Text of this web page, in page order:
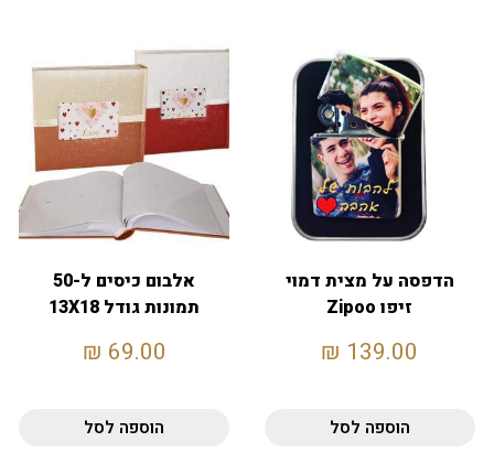
הדפסה על מצית דמוי
זיפו Zipoo
139.00
₪
הוספה לסל
אלבום כיסים ל-50
תמונות גודל 13X18
69.00
₪
הוספה לסל